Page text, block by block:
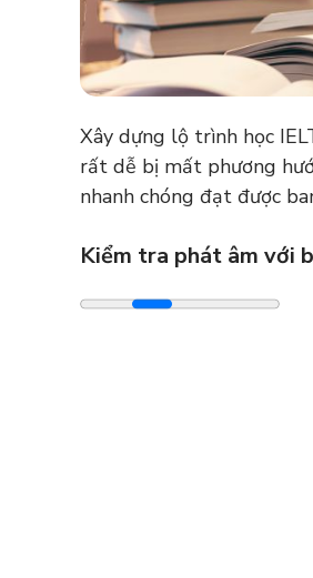
Xây dựng lộ trình học
rất dễ bị mất phương
nhanh chóng đạt được
Kiểm tra phát âm với